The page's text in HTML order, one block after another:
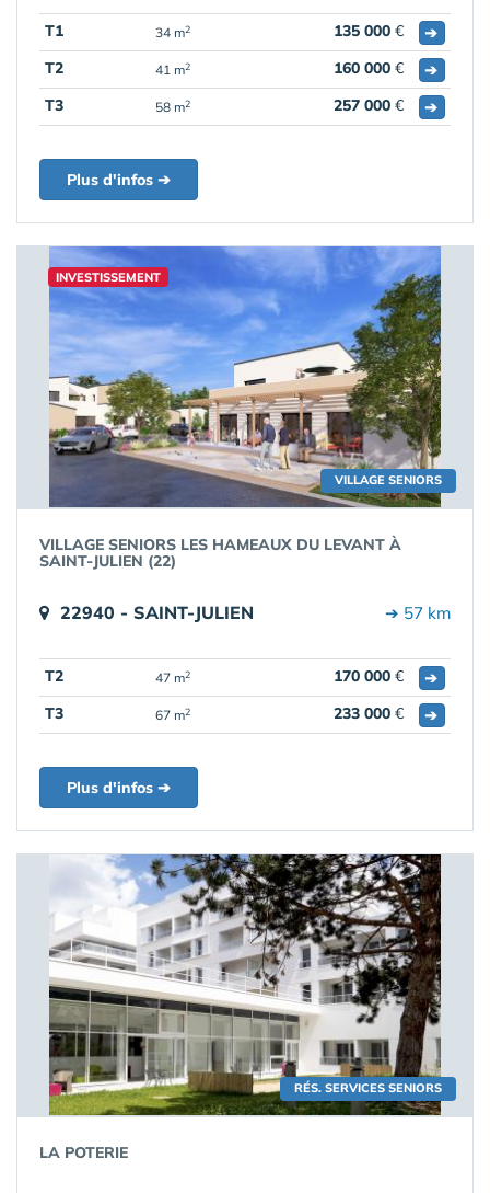
T1 34 m2 135 000 €
➔
T2
41 m2 160 000 €
➔
T3
58 m2 257 000 € ➔
Plus d'infos ➔
VILLAGE SENIORS
INVESTISSEMENT
VILLAGE SENIORS LES HAMEAUX DU LEVANT À
SAINT-JULIEN (22)
22940 - SAINT-JULIEN ➔ 57 km
T2 47 m2 170 000 €
➔
T3
67 m2 233 000 € ➔
Plus d'infos ➔
RÉS. SERVICES SENIORS
LA POTERIE